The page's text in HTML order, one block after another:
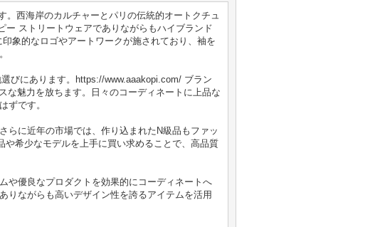
西海岸のカルチャーとパリの伝統的オートクチュ
ストリートウェアでありながらもハイブランド
象的なロゴやアートワークが施されており、袖を
びにあります。https://www.aaakopi.com/ ブラン
な魅力を放ちます。日々のコーディネートに上品な
ずです。
らに近年の市場では、作り込まれたN級品もファッ
希少なモデルを上手に買い求めることで、高品質
や優良なプロダクトを効果的にコーディネートへ
りながらも高いデザイン性を誇るアイテムを活用